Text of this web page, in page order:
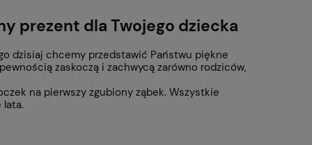
prezent dla Twojego dziecka
dzisiaj chcemy przedstawić Państwu piękne
zaskoczą i zachwycą zarówno rodziców,
na pierwszy zgubiony ząbek. Wszystkie
lata.